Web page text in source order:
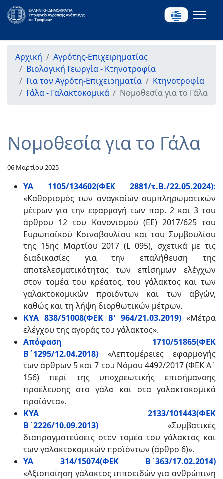
Αρχική
Αγρότης-Επιχειρηματίας
Βιολογική Γεωργία - Κτηνοτροφία
Για τον Αγρότη-Επιχειρηματία
Κτηνοτροφία
Γάλα - Γαλακτοκομικά
Νομοθεσία για το Γάλα
Νομοθεσία για το Γάλα
06 Μαρτίου 2025
ΥΑ 1105/134602(ΦΕΚ 2881/τ.Β./22.05.2024):
«Καθορισμός των αναγκαίων συμπληρωματικών
μέτρων για την εφαρμογή των παρ. 2 και 3 του
άρθρου 12 του Κανονισμού (ΕΕ) 2017/625 του
Ευρωπαϊκού Κοινοβουλίου και του Συμβουλίου
της 15ης Μαρτίου 2017 (L 095), σχετικά με τις
διαδικασίες για την επαλήθευση της
αποτελεσματικότητας των επίσημων ελέγχων
στον τομέα του κρέατος, του γάλακτος και των
γαλακτοκομικών προϊόντων και των αβγών,
καθώς και τη λήψη διορθωτικών μέτρων.
ΚΥΑ 838/51008(ΦΕΚ Β' 964/21.03.2019)«Μέτρα
ελέγχου της αγοράς του γάλακτος».
Απόφαση 1710/51865(ΦΕΚ
Β΄1295/12.04.2018) «Λεπτομέρειες εφαρμογής
των άρθρων 5 και 7 του Νόμου 4492/2017 (ΦΕΚ Α΄
156) περί της υποχρεωτικής επισήμανσης
προέλευσης στο γάλα και στα γαλακτοκομικά
προϊόντα».
ΚΥΑ 2133/101443(ΦΕΚ
Β΄2226/10.09.2013)
«Συμβατικές
διαπραγματεύσεις στον τομέα του γάλακτος και
των γαλακτοκομικών προϊόντων (άρθρο 6)».
ΥΑ 314/15074(ΦΕΚ Β΄363/17.02.2014)
«Αξιοποίηση γάλακτος ιπποειδών για ανθρώπινη